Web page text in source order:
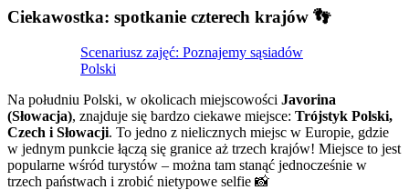
Ciekawostka: spotkanie czterech krajów 👣
Scenariusz zajęć: Poznajemy sąsiadów
Polski
Na południu Polski, w okolicach miejscowości Javorina
(Słowacja), znajduje się bardzo ciekawe miejsce: Trójstyk Polski,
Czech i Słowacji. To jedno z nielicznych miejsc w Europie, gdzie
w jednym punkcie łączą się granice aż trzech krajów! Miejsce to jest
popularne wśród turystów – można tam stanąć jednocześnie w
trzech państwach i zrobić nietypowe selfie 📸